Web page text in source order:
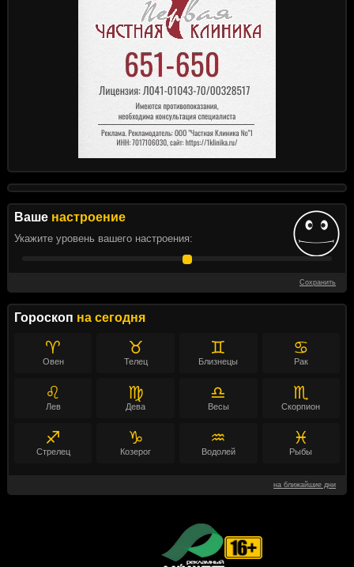
Ваше настроение
Укажите уровень вашего настроения:
Сохранить
Гороскоп на сегодня
♈
Овен
♉
Телец
♊
Близнецы
♋
Рак
♌
Лев
♍
Дева
♎
Весы
♏
Скорпион
♐
Стрелец
♑
Козерог
♒
Водолей
♓
Рыбы
на ближайшие дни